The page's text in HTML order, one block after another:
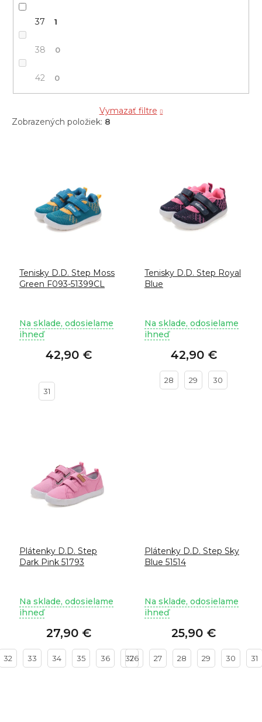
37 1
38 0
42 0
Vymazať filtre
Zobrazených položiek: 8
Tenisky D.D. Step Moss
Green F093-51399CL
Na sklade, odosielame
ihneď
42,90 €
31
Tenisky D.D. Step Royal
Blue
Na sklade, odosielame
ihneď
42,90 €
28 29 30
Plátenky D.D. Step
Dark Pink 51793
Na sklade, odosielame
ihneď
27,90 €
32 33 34 35 36 37
Plátenky D.D. Step Sky
Blue 51514
Na sklade, odosielame
ihneď
25,90 €
26 27 28 29 30 31